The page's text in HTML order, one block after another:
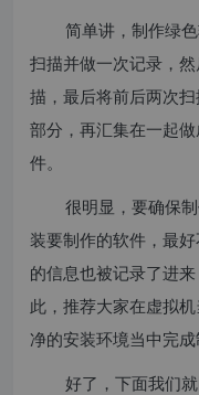
简单讲，制作绿
扫描并做一次记录，
描，最后将前后两次
部分，再汇集在一起
件。
很明显，要确保
装要制作的软件，最
的信息也被记录了进
此，推荐大家在虚拟
净的安装环境当中完成
好了，下面我们